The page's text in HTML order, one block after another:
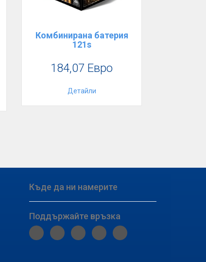
Комбинирана батерия
121s
184,07 Евро
Детайли
Къде да ни намерите
Поддържайте връзка